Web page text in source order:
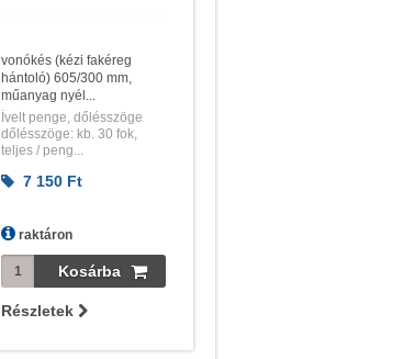
vonókés (kézi fakéreg
hántoló) 605/300 mm,
műanyag nyél...
Ívelt penge, dőlésszöge
dőlésszöge: kb. 30 fok,
teljes / peng...
7 150 Ft
raktáron
Részletek